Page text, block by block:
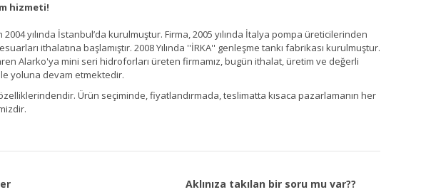
hizmeti!
yılında İstanbul’da kurulmuştur. Firma, 2005 yılında İtalya pompa üreticilerinden
ithalatına başlamıştır. 2008 Yılında ''İRKA'' genleşme tankı fabrikası kurulmuştur.
Alarko'ya mini seri hidroforları üreten firmamız, bugün ithalat, üretim ve değerli
yoluna devam etmektedir.
Ürün seçiminde, fiyatlandırmada, teslimatta kısaca pazarlamanın her
Aklınıza takılan bir soru mu var??